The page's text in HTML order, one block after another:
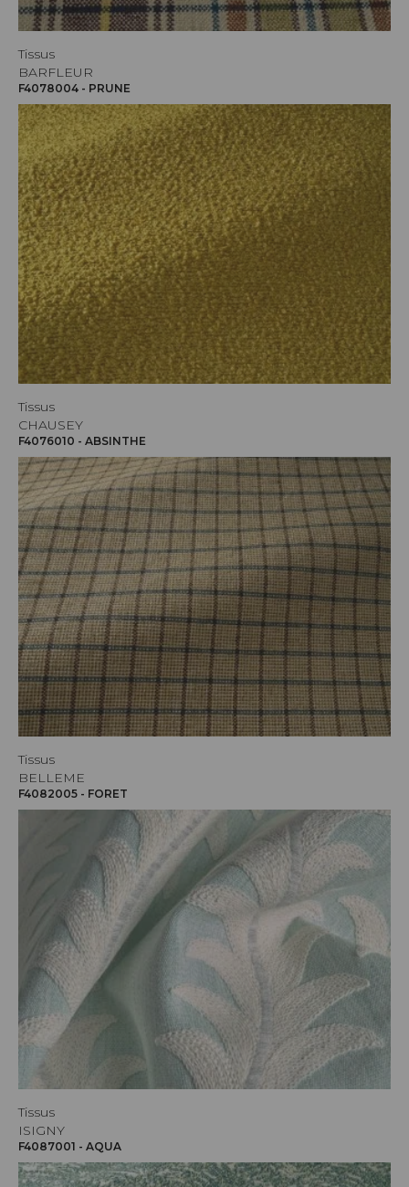
Tissus
BARFLEUR
F4078004 - PRUNE
Tissus
CHAUSEY
F4076010 - ABSINTHE
Tissus
BELLEME
F4082005 - FORET
Tissus
ISIGNY
F4087001 - AQUA